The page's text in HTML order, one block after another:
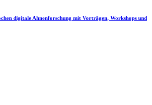
digitale Ahnenforschung mit Vorträgen, Workshops und